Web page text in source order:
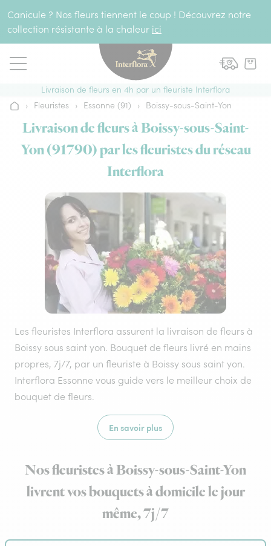
Canicule ? Nos fleurs tiennent le coup ! Découvrez notre
collection résistante à la chaleur ici
Livraison de fleurs en 4h par un fleuriste Interflora
Accueil
› Fleuristes › Essonne (91) › Boissy-sous-Saint-Yon
Livraison de fleurs à Boissy-sous-Saint-
Yon (91790) par les fleuristes du réseau
Interflora
Les fleuristes Interflora assurent la livraison de fleurs à
Boissy sous saint yon. Bouquet de fleurs livré en mains
propres, 7j/7, par un fleuriste à Boissy sous saint yon.
Interflora Essonne vous guide vers le meilleur choix de
bouquet de fleurs.
En savoir plus
Nos fleuristes à Boissy-sous-Saint-Yon
livrent vos bouquets à domicile le jour
même, 7j/7